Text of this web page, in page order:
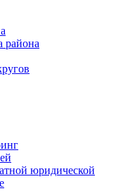
района
юридической